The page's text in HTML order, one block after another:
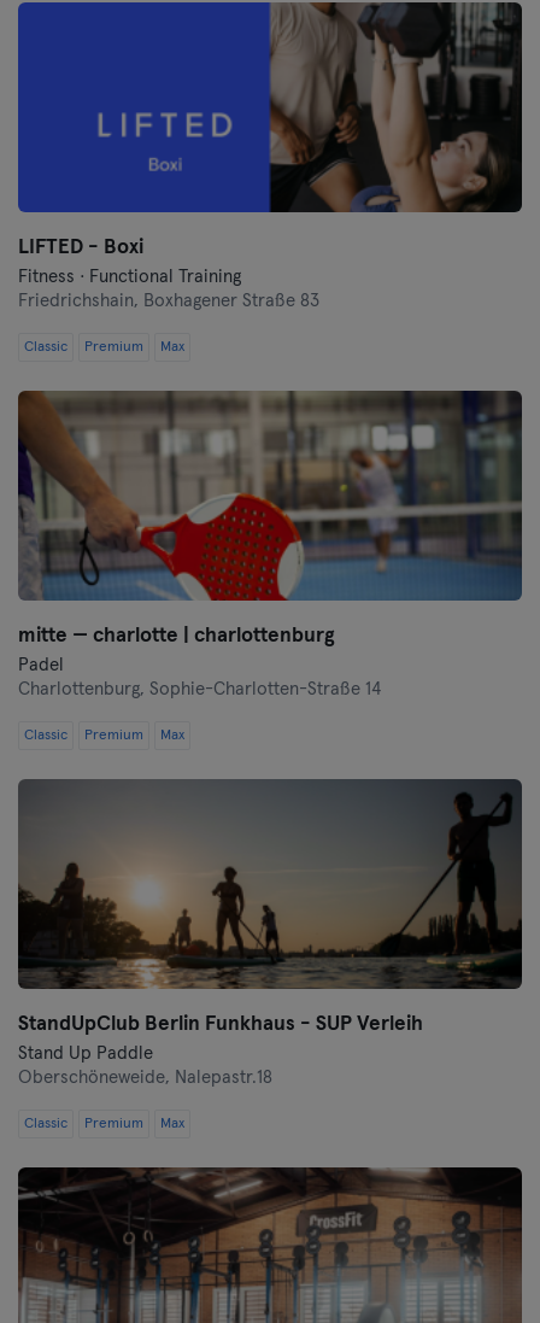
LIFTED - Boxi
Fitness · Functional Training
Friedrichshain, Boxhagener Straße 83
Classic Premium Max
mitte — charlotte | charlottenburg
Padel
Charlottenburg, Sophie-Charlotten-Straße 14
Classic Premium Max
StandUpClub Berlin Funkhaus - SUP Verleih
Stand Up Paddle
Oberschöneweide, Nalepastr.18
Classic Premium Max